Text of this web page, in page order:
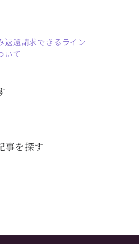
返還請求できるライン
いて
事を探す